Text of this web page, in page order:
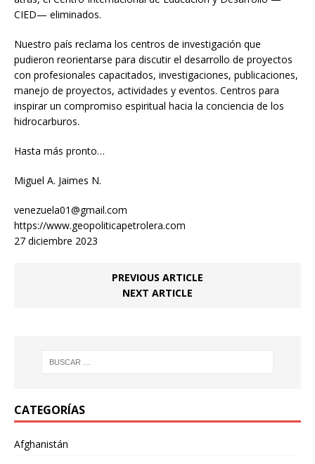
CIED— eliminados.
Nuestro país reclama los centros de investigación que
pudieron reorientarse para discutir el desarrollo de proyectos
con profesionales capacitados, investigaciones, publicaciones,
manejo de proyectos, actividades y eventos. Centros para
inspirar un compromiso espiritual hacia la conciencia de los
hidrocarburos.
Hasta más pronto…
Miguel A. Jaimes N.
venezuela01@gmail.com
https://www.geopoliticapetrolera.com
27 diciembre 2023
PREVIOUS ARTICLE
NEXT ARTICLE
CATEGORÍAS
Afghanistán